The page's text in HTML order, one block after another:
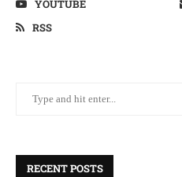
YOUTUBE
RSS
RECENT POSTS